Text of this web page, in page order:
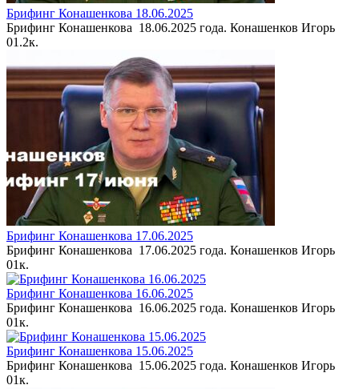
Брифинг Конашенкова 18.06.2025
Брифинг Конашенкова 18.06.2025 года. Конашенков Игорь
01.2к.
Брифинг Конашенкова 17.06.2025
Брифинг Конашенкова 17.06.2025 года. Конашенков Игорь
01к.
Брифинг Конашенкова 16.06.2025
Брифинг Конашенкова 16.06.2025 года. Конашенков Игорь
01к.
Брифинг Конашенкова 15.06.2025
Брифинг Конашенкова 15.06.2025 года. Конашенков Игорь
01к.